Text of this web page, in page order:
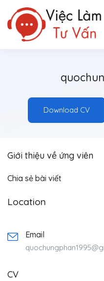
Download CV
Giới thiệu về ứng viên
Chia sẻ bài viết
Location
Email
CV